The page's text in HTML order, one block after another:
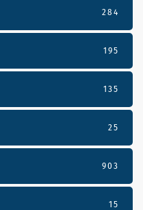
284
195
135
25
903
15